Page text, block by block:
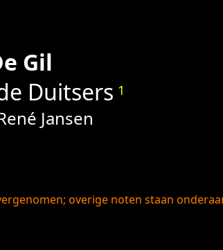
Gil
Duitsers 1
Jansen
overige noten staan